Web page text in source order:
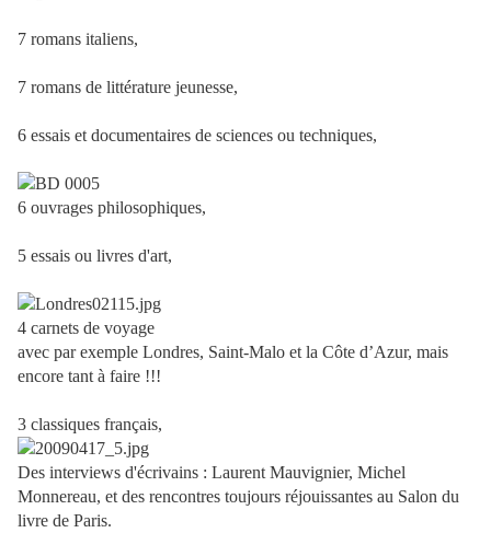
7 romans italiens,
7 romans de littérature jeunesse,
6 essais et documentaires de sciences ou techniques,
6 ouvrages philosophiques,
5 essais ou livres d'art,
4 carnets de voyage
avec par exemple Londres, Saint-Malo et la Côte d’Azur, mais
encore tant à faire !!!
3 classiques français,
Des interviews d'écrivains : Laurent Mauvignier, Michel
Monnereau, et des rencontres toujours réjouissantes au Salon du
livre de Paris.